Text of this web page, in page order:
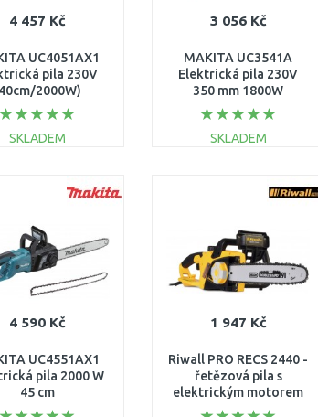
4 457 Kč
UC4051AX1
pila 230V
2000W)
(ES2141TLCX )
SKLADEM
3 056 Kč
MAKITA UC3541A
Elektrická pila 230V
350 mm 1800W
SKLADEM
4 590 Kč
UC4551AX1
pila 2000 W
45 cm
1 947 Kč
Riwall PRO RECS 2440 -
řetězová pila s
elektrickým motorem
2400 W